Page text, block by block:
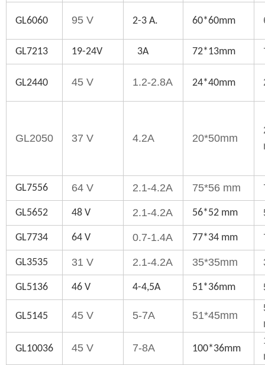
GL6060 95 V 2-3 A. 60*60mm
GL7213 19-24V 3A 72*13mm
GL2440 45 V 1.2-2.8A 24*40mm
GL2050 37 V 4.2A 20*50mm
GL7556 64 V 2.1-4.2A 75*56 mm
GL5652 48 V 2.1-4.2A 56*52 mm
GL7734 64 V 0.7-1.4A 77*34 mm
GL3535 31 V 2.1-4.2A 35*35mm
GL5136 46 V 4-4,5A 51*36mm
GL5145 45 V 5-7A 51*45mm
GL10036 45 V 7-8A 100*36mm